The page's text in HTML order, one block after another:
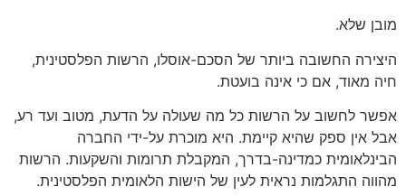
מובן שלא.
היצירה החשובה ביותר של הסכם-אוסלו, הרשות הפלסטינית,
חיה מאוד, אם כי אינה בועטת.
אפשר לחשוב על הרשות כל מה שעולה על הדעת, מטוב ועד רע,
אבל אין ספק שהיא קיימת. היא מוכרת על-ידי החברה
הבינלאומית כמדינה-בדרך, המקבלת תרומות והשקעות. הרשות
מהווה התגלמות נראית לעין של הישות הלאומית הפלסטינית.